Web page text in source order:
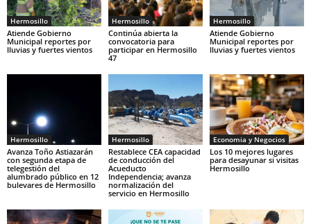
Hermosillo
Atiende Gobierno
Municipal reportes por
lluvias y fuertes vientos
Hermosillo
Continúa abierta la
convocatoria para
participar en Hermosillo
47
Hermosillo
Atiende Gobierno
Municipal reportes por
lluvias y fuertes vientos
Hermosillo
Avanza Toño Astiazarán
con segunda etapa de
telegestión del
alumbrado público en 12
bulevares de Hermosillo
Hermosillo
Restablece CEA capacidad
de conducción del
Acueducto
Independencia; avanza
normalización del
servicio en Hermosillo
Economia y Negocios
Los 10 mejores lugares
para desayunar si visitas
Hermosillo